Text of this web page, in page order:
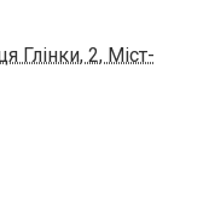
Глінки, 2, Міст-